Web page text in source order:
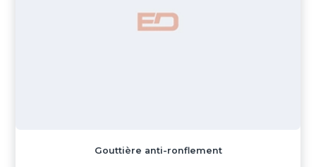
Gouttière anti-ronflement